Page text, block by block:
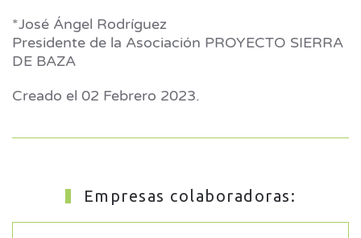
*José Ángel Rodríguez
Presidente de la Asociación PROYECTO SIERRA
DE BAZA
Creado el 02 Febrero 2023.
Empresas colaboradoras: